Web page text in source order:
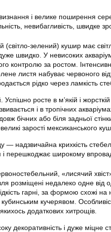
і велике поширення
невибагливість, швидке
(світло-зелений) кушир має
швидко. У невисоких
контролю за ростом.
листя набуває червоного
рідко через ламкість
росте в м’якій і
і в тропічних
бічних або біля задньої
зарості мексиканського
— надзвичайна крихкість
і перешкоджає широкому
«лисячий
розміщені недалеко одне
гарні, за формою схожі
кубинським кучерявом.
додаткових хитрощів.
декоративність і дуже міцне